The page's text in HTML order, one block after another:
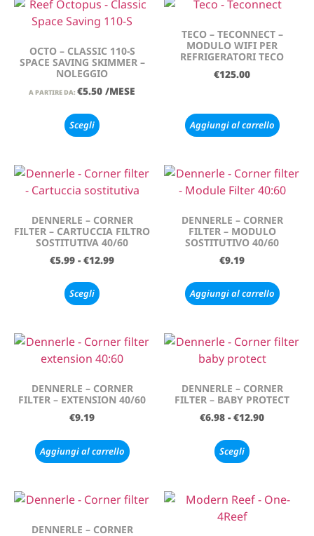
OCTO – CLASSIC 110-S
SPACE SAVING SKIMMER –
NOLEGGIO
A PARTIRE DA: €5.50 /MESE
Scegli
TECO – TECONNECT –
MODULO WIFI PER
REFRIGERATORI TECO
€125.00
Aggiungi al carrello
DENNERLE – CORNER
FILTER – CARTUCCIA FILTRO
SOSTITUTIVA 40/60
€5.99 - €12.99
Scegli
DENNERLE – CORNER
FILTER – MODULO
SOSTITUTIVO 40/60
€9.19
Aggiungi al carrello
DENNERLE – CORNER
FILTER – EXTENSION 40/60
€9.19
Aggiungi al carrello
DENNERLE – CORNER
FILTER – BABY PROTECT
€6.98 - €12.90
Scegli
DENNERLE – CORNER